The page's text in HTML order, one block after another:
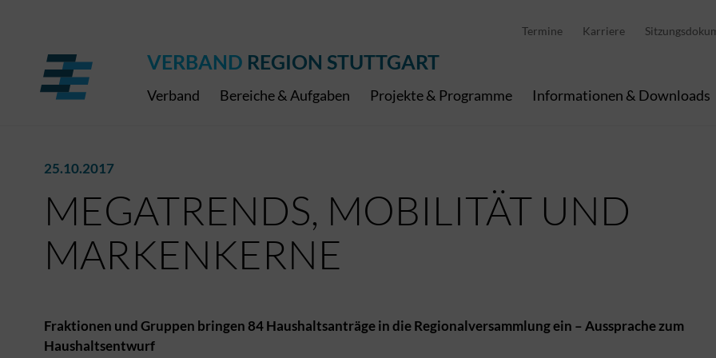
Termine Karriere
VERBAND REGION STUTTGART
Verband Bereiche & Aufgaben Projekte & Programme Informationen & Downloads
25.10.2017
MEGATRENDS, MOBILITÄT UND
MARKENKERNE
Fraktionen und Gruppen bringen 84 Haushaltsanträge in die Regionalversammlung ein – Aussprache zum
Haushaltsentwurf